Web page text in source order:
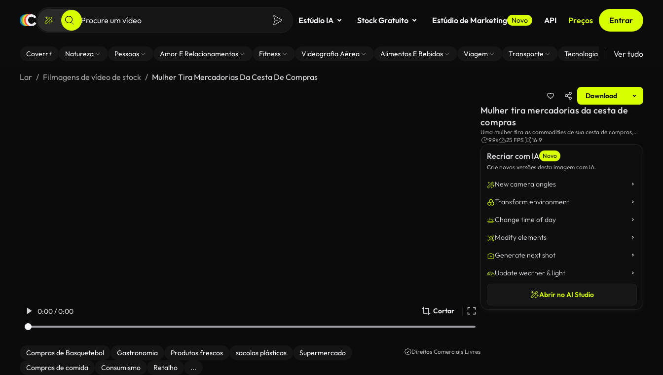
Estúdio IA Stock Gratuito Estúdio de Marketing Novo API Preços Entrar
Coverr+ Natureza Pessoas Amor E Relacionamentos Fitness Videografia Aérea Alimentos E Bebidas Viagem Transporte Tecnologia Zoom De
Ver tudo
Lar Filmagens de vídeo de stock Mulher Tira Mercadorias Da Cesta De Compras
Download
0:00 / 0:00 Cortar
Compras de Basquetebol Gastronomia Produtos frescos sacolas plásticas
Supermercado
Compras de comida
Consumismo Retalho ...
Direitos Comerciais Livres
Recriar com IA Novo
Crie novas versões desta imagem com IA.
New camera angles
Transform environment
Change time of day
Modify elements
Generate next shot
Update weather & light
Abrir no AI Studio
Mulher tira mercadorias da cesta de
compras
Uma mulher tira as commodities de sua cesta de compras,
preparando-se para fazer uma compra. A cena destaca as
itens essenciais. Ideal para temas de compras de
commodities, vida diária e vida saudável.
9.9s 25 FPS 16:9